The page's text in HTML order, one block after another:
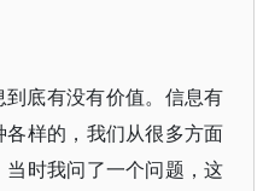
底有没有价值。信息有
样的，我们从很多方面
时我问了一个问题，这